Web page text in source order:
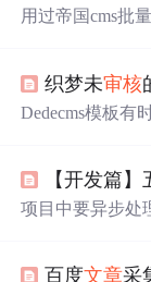
用过帝国cms批
的信息比如，你
而2020年5月10
博客遇到这个问
织梦未审核
Dedecms模板有
置为未审核，然
网上比较常见的
【开发篇】
项目中要异步处
挤压，保存它们
百度文章采